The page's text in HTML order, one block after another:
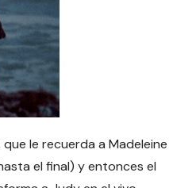
le recuerda a Madeleine
el final) y entonces el